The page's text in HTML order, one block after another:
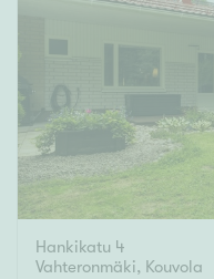
Hinta
Pinta-ala
Asuinpinta-ala
Hankikatu 4
Vahteronmäki, Kouvola